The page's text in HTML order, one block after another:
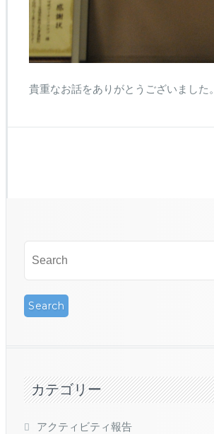
貴重なお話をありがとうございました。
カテゴリー
アクティビティ報告